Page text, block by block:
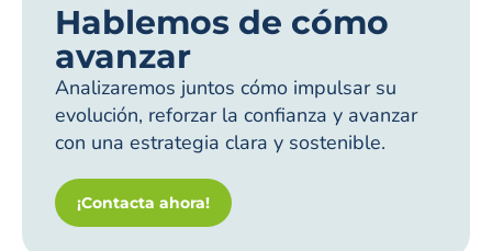
Hablemos de cómo
avanzar
Analizaremos juntos cómo impulsar su
evolución, reforzar la confianza y avanzar
con una estrategia clara y sostenible.
¡Contacta ahora!